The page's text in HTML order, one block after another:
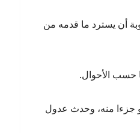
أن يسترد ما قدمه من
حسب الأحوال.
جزءا منه، وحدث عدول